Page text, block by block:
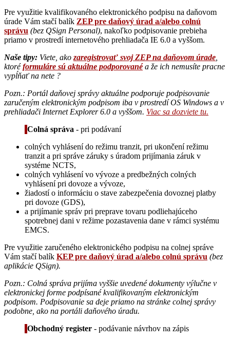
Pre využitie kvalifikovaného elektronického podpisu na daňovom
úrade Vám stačí balík ZEP pre daňový úrad a/alebo colnú
správu (bez QSign Personal), nakoľko podpisovanie prebieha
priamo v prostredí internetového prehliadača IE 6.0 a vyššom.
Naše tipy: Viete, ako zaregistrovať svoj ZEP na daňovom úrade
ktoréformuláre sú aktuálne podporovanéa že ich nemusíte pracne
vypĺňať na nete ?
Pozn.: Portál daňovej správy aktuálne podporuje podpisovanie
zaručeným elektronickým podpisom iba v prostredí OS Windows a v
prehliadači Internet Explorer 6.0 a vyššom. Viac sa dozviete tu.
Colná správa - pri podávaní
colných vyhlásení do režimu tranzit, pri ukončení režimu
tranzit a pri správe záruky s úradom prijímania záruk v
systéme NCTS,
colných vyhlásení vo vývoze a predbežných colných
vyhlásení pri dovoze a vývoze,
žiadostí o informáciu o stave zabezpečenia dovoznej platby
pri dovoze (GDS),
a prijímanie správ pri preprave tovaru podliehajúceho
spotrebnej dani v režime pozastavenia dane v rámci systému
EMCS.
Pre využitie zaručeného elektronického podpisu na colnej správe
Vám stačí balík KEP pre daňový úrad a/alebo colnú správu (bez
aplikácie QSign).
Pozn.: Colná správa prijíma vyššie uvedené dokumenty výlučne v
elektronickej forme podpísané kvalifikovaným elektronickým
podpisom. Podpisovanie sa deje priamo na stránke colnej správy
podobne, ako na portáli daňového úradu.
Obchodný register - podávanie návrhov na zápis